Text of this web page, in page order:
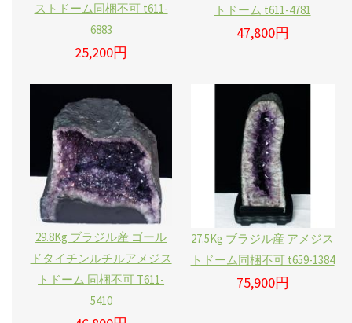
ストドーム同梱不可 t611-
6883
25,200円
トドーム t611-4781
47,800円
29.8Kg ブラジル産 ゴール
ドタイチンルチルアメジス
トドーム 同梱不可 T611-
5410
27.5Kg ブラジル産 アメジス
トドーム同梱不可 t659-1384
75,900円